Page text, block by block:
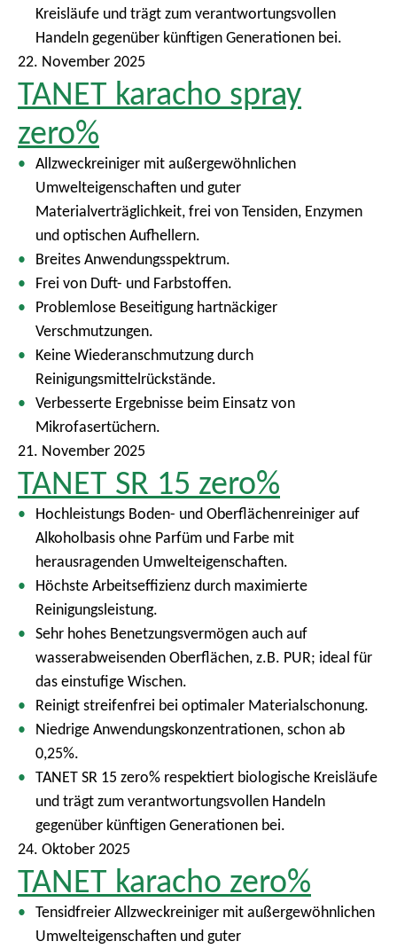
Kreisläufe und trägt zum verantwortungsvollen
Handeln gegenüber künftigen Generationen bei.
22. November 2025
TANET karacho spray
zero%
Allzweckreiniger mit außergewöhnlichen
Umwelteigenschaften und guter
Materialverträglichkeit, frei von Tensiden, Enzymen
und optischen Aufhellern.
Breites Anwendungsspektrum.
Frei von Duft- und Farbstoffen.
Problemlose Beseitigung hartnäckiger
Verschmutzungen.
Keine Wiederanschmutzung durch
Reinigungsmittelrückstände.
Verbesserte Ergebnisse beim Einsatz von
Mikrofasertüchern.
21. November 2025
TANET SR 15 zero%
Hochleistungs Boden- und Oberflächenreiniger auf
Alkoholbasis ohne Parfüm und Farbe mit
herausragenden Umwelteigenschaften.
Höchste Arbeitseffizienz durch maximierte
Reinigungsleistung.
Sehr hohes Benetzungsvermögen auch auf
wasserabweisenden Oberflächen, z.B. PUR; ideal für
das einstufige Wischen.
Reinigt streifenfrei bei optimaler Materialschonung.
Niedrige Anwendungskonzentrationen, schon ab
0,25%.
TANET SR 15 zero% respektiert biologische Kreisläufe
und trägt zum verantwortungsvollen Handeln
gegenüber künftigen Generationen bei.
24. Oktober 2025
TANET karacho zero%
Tensidfreier Allzweckreiniger mit außergewöhnlichen
Umwelteigenschaften und guter